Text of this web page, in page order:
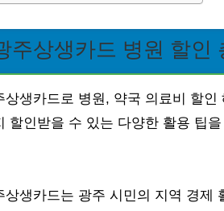
주상생카드 병원 할인
상생카드로 병원, 약국 의료비 할
할인받을 수 있는 다양한 활용 팁
상생카드는 광주 시민의 지역 경제